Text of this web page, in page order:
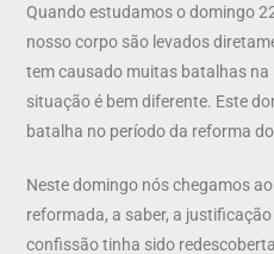
Quando estudamos o domingo
nosso corpo são levados
tem causado muitas batalhas na
situação é bem diferente. Este
batalha no período da reforma
Neste domingo nós chegamos
reformada, a saber, a
confissão tinha sido